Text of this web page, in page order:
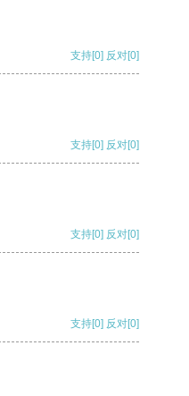
支持[0] 反对[0]
支持[0] 反对[0]
支持[0] 反对[0]
支持[0] 反对[0]